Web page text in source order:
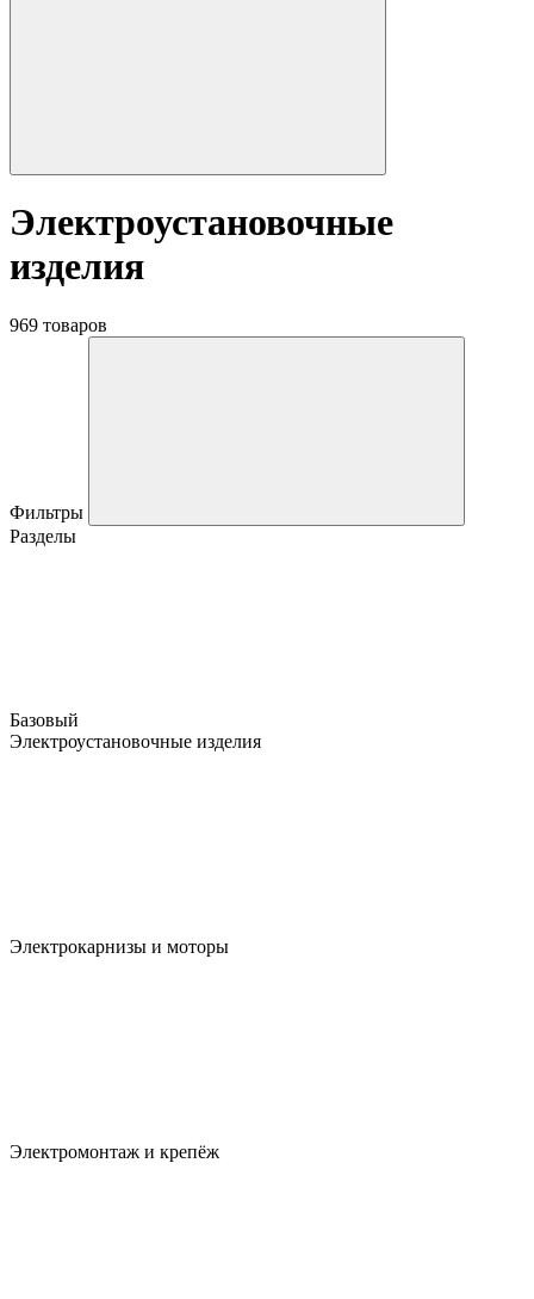
Электроустановочные
изделия
969 товаров
Фильтры
Разделы
Базовый
Электроустановочные изделия
Электрокарнизы и моторы
Электромонтаж и крепёж